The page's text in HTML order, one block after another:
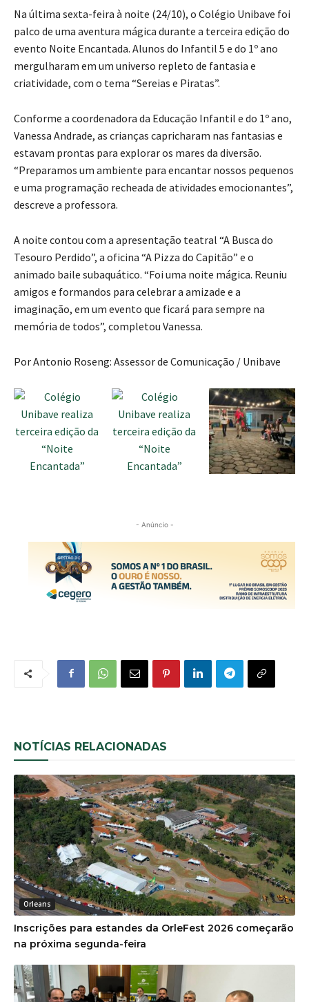
Na última sexta-feira à noite (24/10), o Colégio Unibave foi
palco de uma aventura mágica durante a terceira edição do
evento Noite Encantada. Alunos do Infantil 5 e do 1º ano
mergulharam em um universo repleto de fantasia e
criatividade, com o tema “Sereias e Piratas”.
Conforme a coordenadora da Educação Infantil e do 1º ano,
Vanessa Andrade, as crianças capricharam nas fantasias e
estavam prontas para explorar os mares da diversão.
“Preparamos um ambiente para encantar nossos pequenos
e uma programação recheada de atividades emocionantes”,
descreve a professora.
A noite contou com a apresentação teatral “A Busca do
Tesouro Perdido”, a oficina “A Pizza do Capitão” e o
animado baile subaquático. “Foi uma noite mágica. Reuniu
amigos e formandos para celebrar a amizade e a
imaginação, em um evento que ficará para sempre na
memória de todos”, completou Vanessa.
Por Antonio Roseng: Assessor de Comunicação / Unibave
- Anúncio -
NOTÍCIAS RELACIONADAS
Orleans
Inscrições para estandes da OrleFest 2026 começarão
na próxima segunda-feira